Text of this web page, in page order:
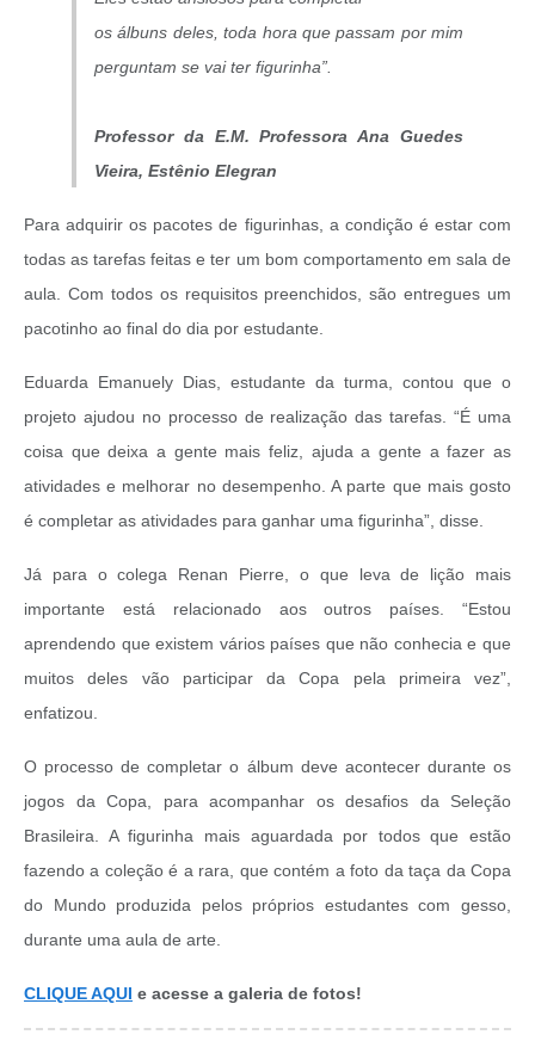
os álbuns deles, toda hora que passam por mim
perguntam se vai ter figurinha”.
Professor da E.M. Professora Ana Guedes
Vieira, Estênio Elegran
Para adquirir os pacotes de figurinhas, a condição é estar com
todas as tarefas feitas e ter um bom comportamento em sala de
aula. Com todos os requisitos preenchidos, são entregues um
pacotinho ao final do dia por estudante.
Eduarda Emanuely Dias, estudante da turma, contou que o
projeto ajudou no processo de realização das tarefas. “É uma
coisa que deixa a gente mais feliz, ajuda a gente a fazer as
atividades e melhorar no desempenho. A parte que mais gosto
é completar as atividades para ganhar uma figurinha”, disse.
Já para o colega Renan Pierre, o que leva de lição mais
importante está relacionado aos outros países. “Estou
aprendendo que existem vários países que não conhecia e que
muitos deles vão participar da Copa pela primeira vez”,
enfatizou.
O processo de completar o álbum deve acontecer durante os
jogos da Copa, para acompanhar os desafios da Seleção
Brasileira. A figurinha mais aguardada por todos que estão
fazendo a coleção é a rara, que contém a foto da taça da Copa
do Mundo produzida pelos próprios estudantes com gesso,
durante uma aula de arte.
CLIQUE AQUI e acesse a galeria de fotos!